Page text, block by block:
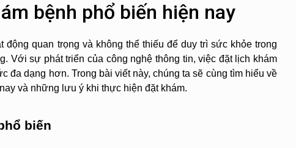
bệnh phổ biến hiện nay
động quan trọng và không thể thiếu để duy trì sức khỏe trong
Với sự phát triển của công nghệ thông tin, việc đặt lịch khám
đa dạng hơn. Trong bài viết này, chúng ta sẽ cùng tìm hiểu về
và những lưu ý khi thực hiện đặt khám.
biến